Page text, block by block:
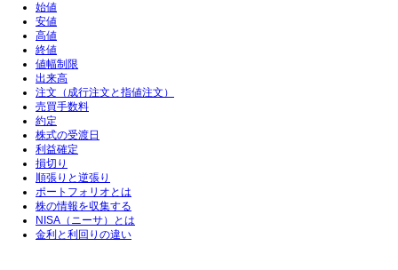
始値
安値
高値
終値
値幅制限
出来高
注文（成行注文と指値注文）
売買手数料
約定
株式の受渡日
利益確定
損切り
順張りと逆張り
ポートフォリオとは
株の情報を収集する
NISA（ニーサ）とは
金利と利回りの違い